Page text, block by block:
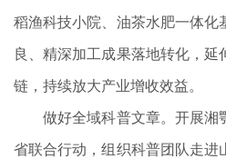
稻渔科技小院、油茶水肥一体化
良、精深加工成果落地转化，
链，持续放大产业增收效益。
做好全域科普文章。开展湘
省联合行动，组织科普团队走进